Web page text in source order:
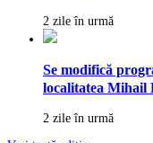
2 zile în urmă
Se modifică
localitatea Mihail
2 zile în urmă